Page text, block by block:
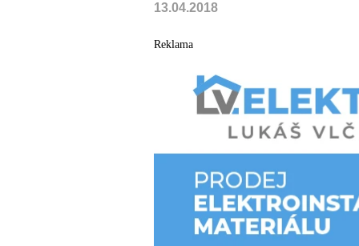
13.04.2018
Reklama